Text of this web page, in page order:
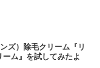
ズ）除毛クリーム『リ
ーム』を試してみたよ